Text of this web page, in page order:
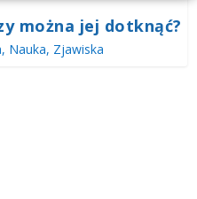
można jej dotknąć?
, Nauka, Zjawiska